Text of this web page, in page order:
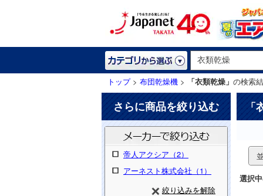
トップ> 布団乾燥機 > 「衣類乾燥」 の検索
さらに商品を絞り込む
帝人アクシア（2）
アーネスト株式会社（1）
絞り込みを解除
「
選択